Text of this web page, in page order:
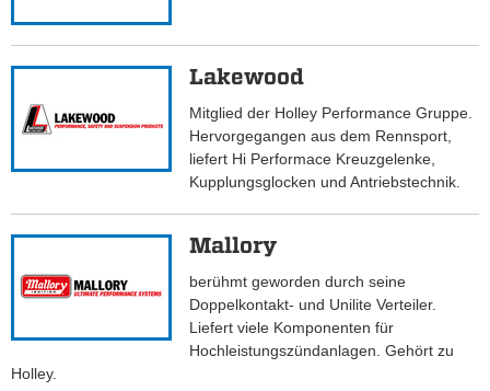
Lakewood
Mitglied der Holley Performance Gruppe.
Hervorgegangen aus dem Rennsport,
liefert Hi Performace Kreuzgelenke,
Kupplungsglocken und Antriebstechnik.
Mallory
berühmt geworden durch seine
Doppelkontakt- und Unilite Verteiler.
Liefert viele Komponenten für
Hochleistungszündanlagen. Gehört zu
Holley.